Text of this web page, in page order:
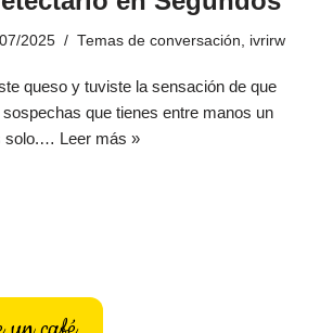
2025 Temas de conversación, ivrirw
queso y tuviste la sensación de que
que tienes entre manos un
solo.… Leer más »